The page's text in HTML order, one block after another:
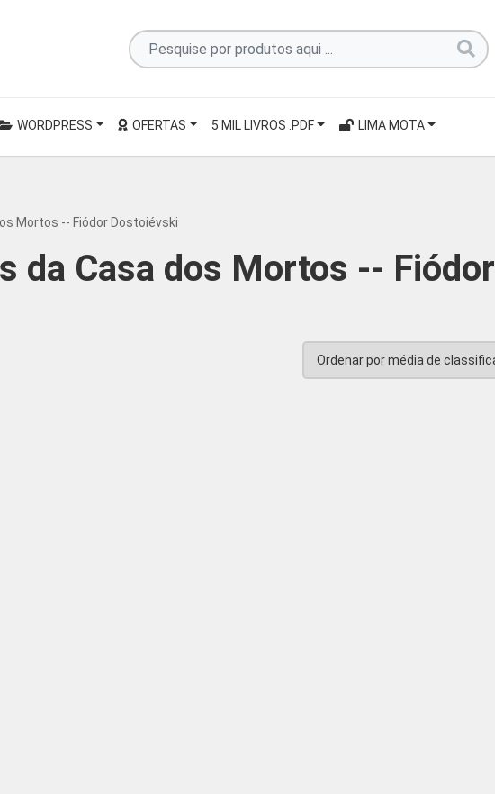
Pesquise
por
WORDPRESS OFERTAS 5 MIL LIVROS .PDF LIMA MOTA
Mortos -- Fiódor Dostoiévski
da Casa dos Mortos -- Fiódor